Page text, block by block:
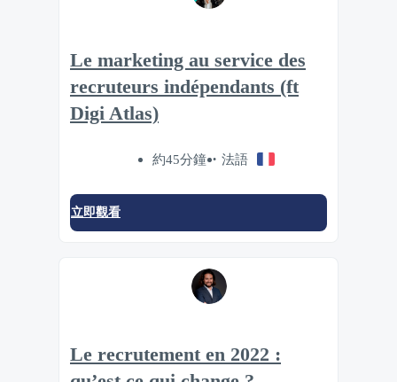
Le marketing au service des
recruteurs indépendants (ft
Digi Atlas)
約45分鐘 法語
立即觀看
Le recrutement en 2022 :